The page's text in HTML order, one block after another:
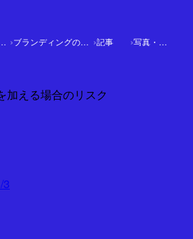
ーケティング › ブランディングの誤解 ›記事 › 写真・画像
加える場合のリスク
3